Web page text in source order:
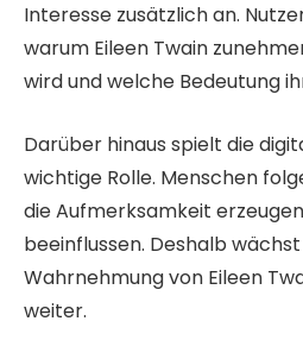
Interesse zusätzlich an.
warum Eileen Twain
wird und welche Bedeutung
Darüber hinaus spielt die
wichtige Rolle. Menschen
die Aufmerksamkeit
beeinflussen. Deshalb
Wahrnehmung von Eileen
weiter.